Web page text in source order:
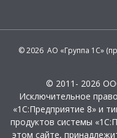
© 2026 АО «Группа 1С»
© 2011- 2026
Исключительное
«1С:Предприятие 8» и
продуктов системы
этом сайте,